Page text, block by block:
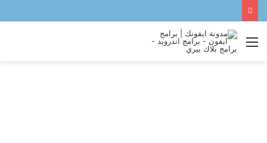
القائمة